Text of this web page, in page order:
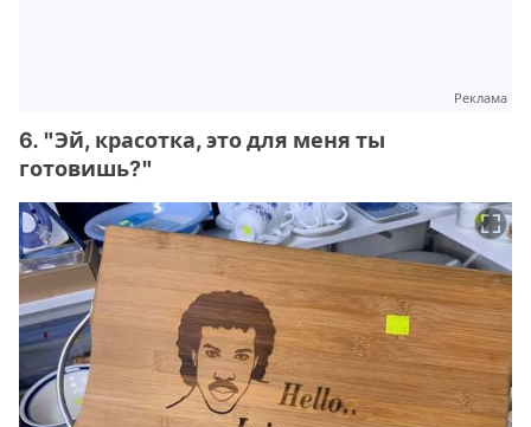
Реклама
6. "Эй, красотка, это для меня ты
готовишь?"